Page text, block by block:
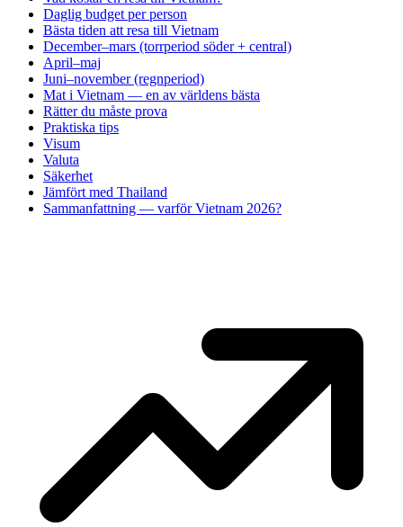
Daglig budget per person
Bästa tiden att resa till Vietnam
December–mars (torrperiod söder + central)
April–maj
Juni–november (regnperiod)
Mat i Vietnam — en av världens bästa
Rätter du måste prova
Praktiska tips
Visum
Valuta
Säkerhet
Jämfört med Thailand
Sammanfattning — varför Vietnam 2026?